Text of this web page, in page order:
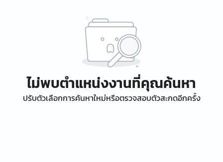
ไม่พบตำแหน่งงานที่คุณค้นหา
ปรับตัวเลือกการค้นหาใหม่หรือตรวจสอบตัวสะกดอีกครั้ง